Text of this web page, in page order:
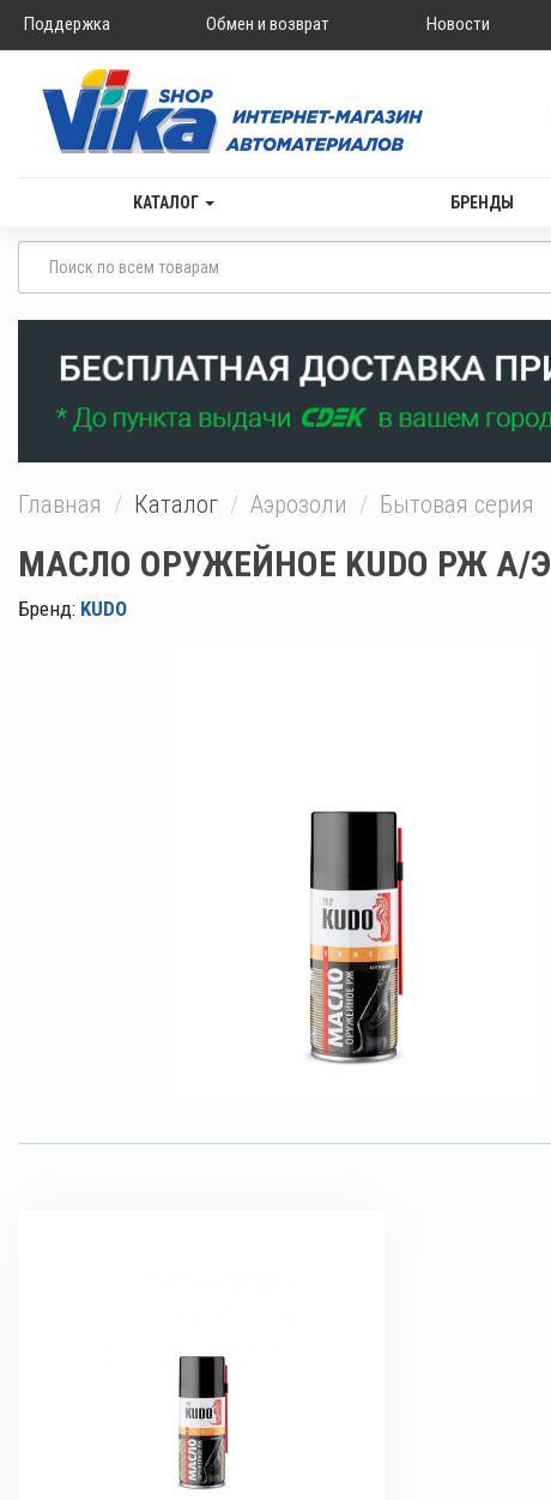
Поддержка Обмен и возврат Новости
КАТАЛОГ БРЕНДЫ
Главная Каталог Аэрозоли Бытовая серия
МАСЛО ОРУЖЕЙНОЕ KUDO РЖ А/Э
Бренд: KUDO